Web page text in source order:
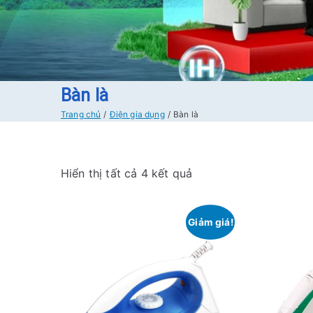
Bàn là
Trang chủ Điện gia dụng Bàn là
Hiển thị tất cả 4 kết quả
s
ắ
p
x
ế
p
Giảm giá!